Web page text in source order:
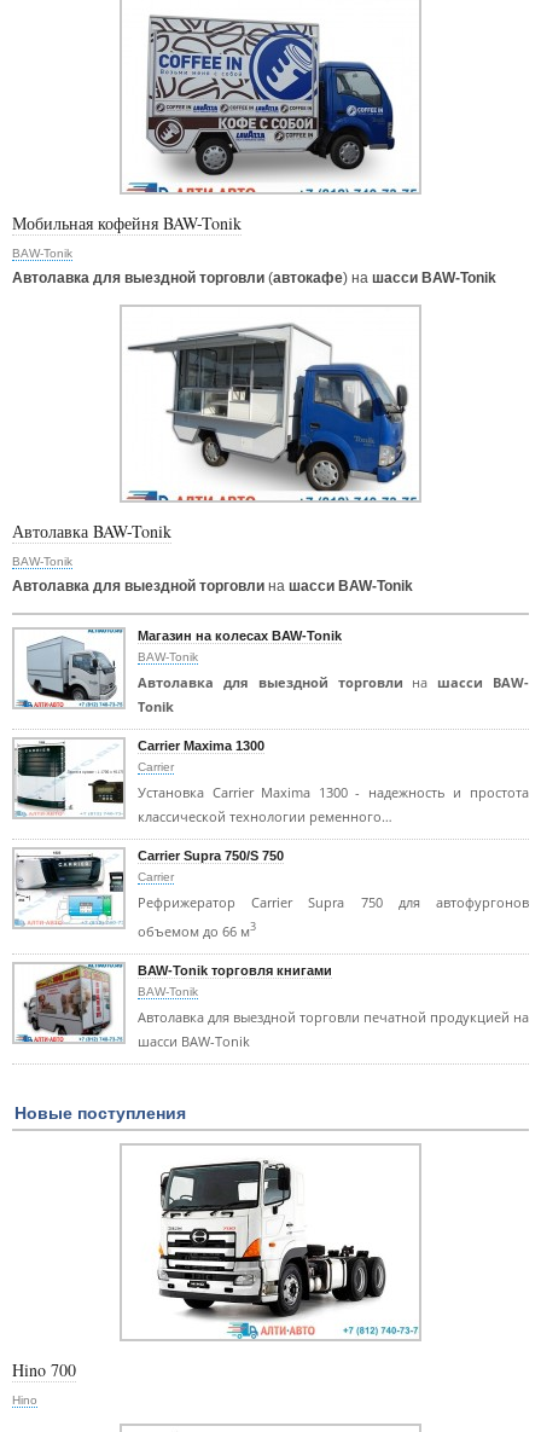
Мобильная кофейня BAW-Tonik
BAW-Tonik
Автолавка для выездной торговли (автокафе) на шасси BAW-Tonik
Автолавка BAW-Tonik
BAW-Tonik
Автолавка для выездной торговли на шасси BAW-Tonik
Магазин на колесах BAW-Tonik
BAW-Tonik
Автолавка для выездной торговли на шасси BAW-
Tonik
Carrier Maxima 1300
Carrier
Установка Carrier Maxima 1300 - надежность и простота
классической технологии ременного…
Carrier Supra 750/S 750
Carrier
Рефрижератор Carrier Supra 750 для автофургонов
объемом до 66 м3
BAW-Tonik торговля книгами
BAW-Tonik
Автолавка для выездной торговли печатной продукцией на
шасси BAW-Tonik
Новые поступления
Hino 700
Hino